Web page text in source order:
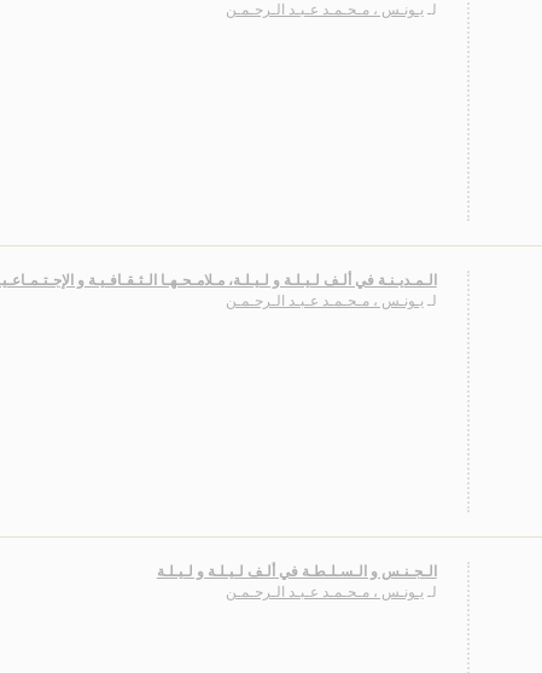
لـ يـونـس ، مـحـمـد عـبـد الـرحـمـن
الـمـديـنـة في ألـف لـيـلـة و لـيـلـة، مـلامـحـهـا الـثـقـافـيـة و
لـ يـونـس ، مـحـمـد عـبـد الـرحـمـن
الـجـنـس و الـسـلـطـة في ألـف لـيـلـة و لـيـلـة
لـ يـونـس ، مـحـمـد عـبـد الـرحـمـن